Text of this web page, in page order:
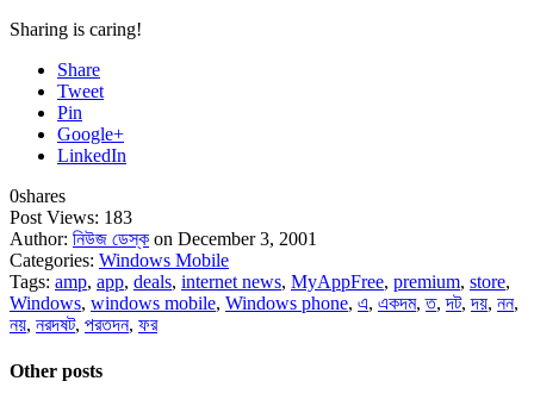
Sharing is caring!
Share
Tweet
Pin
Google+
LinkedIn
0shares
Post Views: 183
Author: নিউজ ডেস্ক on December 3, 2001
Categories: Windows Mobile
Tags: amp, app, deals, internet news, MyAppFree, premium, store,
Windows, windows mobile, Windows phone, এ, একদম,ত,দট,দয়, নন,
নয়, নরদষট, পরতদন, ফর
Other posts